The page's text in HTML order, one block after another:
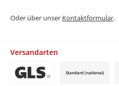
Oder über unser Kontaktformular.
Versandarten
Standard (national)